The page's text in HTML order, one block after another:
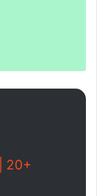
20+